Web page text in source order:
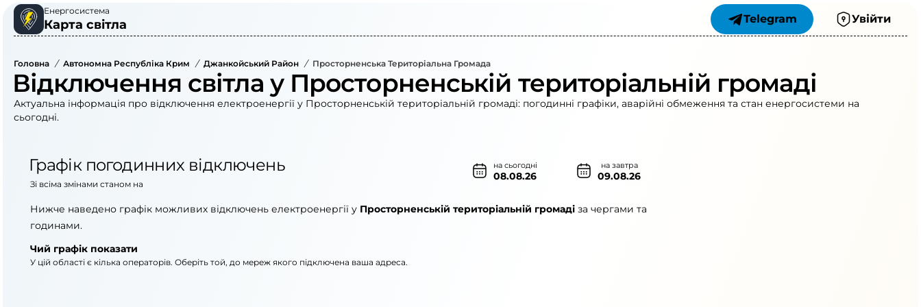
Енергосистема
Карта світла Telegram Увійти
Головна / Автономна Республіка Крим / Джанкойський Район / Просторненська Територіальна Громада
Відключення світла у Просторненській територіальній громаді
Актуальна інформація про відключення електроенергії у Просторненській територіальній громаді: погодинні графіки, аварійні обмеження та стан енергосистеми на
сьогодні.
Графік погодинних відключень на сьогодні
08.08.26
на завтра
09.08.26
Зі всіма змінами станом на
Нижче наведено графік можливих відключень електроенергії у Просторненській територіальній громаді за чергами та
годинами.
Чий графік показати
У цій області є кілька операторів. Оберіть той, до мереж якого підключена ваша адреса.